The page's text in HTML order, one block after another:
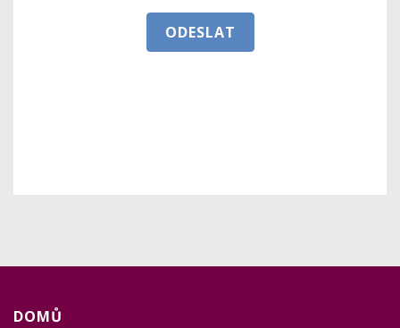
ODESLAT
DOMŮ